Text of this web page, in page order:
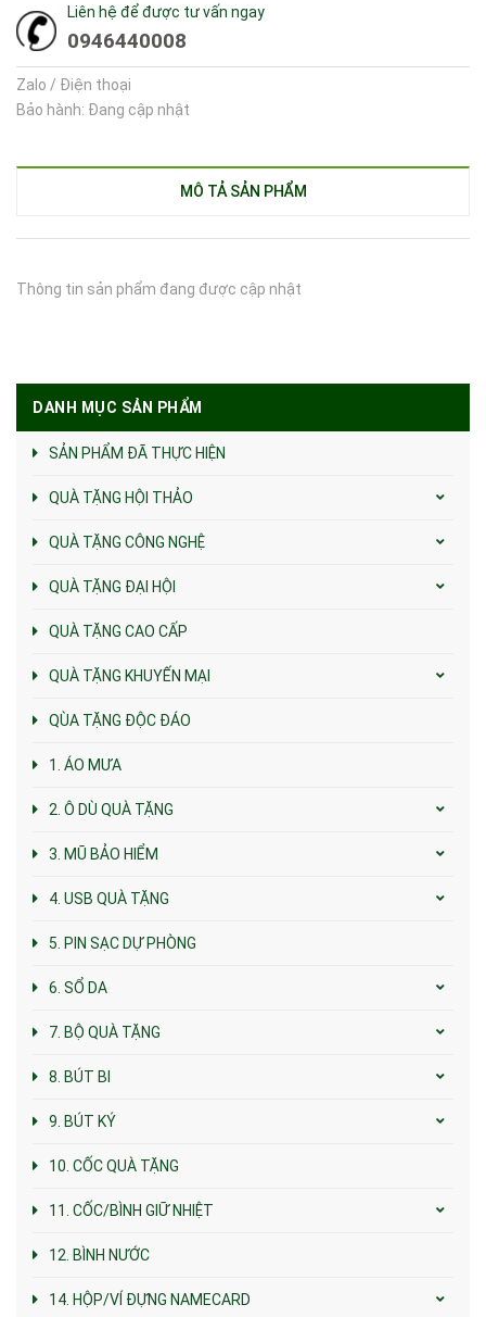
Liên hệ để được tư vấn ngay
0946440008
Zalo / Điện thoại
Bảo hành: Đang cập nhật
MÔ TẢ SẢN PHẨM
Thông tin sản phẩm đang được cập nhật
DANH MỤC SẢN PHẨM
SẢN PHẨM ĐÃ THỰC HIỆN
QUÀ TẶNG HỘI THẢO
QUÀ TẶNG CÔNG NGHỆ
QUÀ TẶNG ĐẠI HỘI
QUÀ TẶNG CAO CẤP
QUÀ TẶNG KHUYẾN MẠI
QÙA TẶNG ĐỘC ĐÁO
1. ÁO MƯA
2. Ô DÙ QUÀ TẶNG
3. MŨ BẢO HIỂM
4. USB QUÀ TẶNG
5. PIN SẠC DỰ PHÒNG
6. SỔ DA
7. BỘ QUÀ TẶNG
8. BÚT BI
9. BÚT KÝ
10. CỐC QUÀ TẶNG
11. CỐC/BÌNH GIỮ NHIỆT
12. BÌNH NƯỚC
14. HỘP/VÍ ĐỰNG NAMECARD